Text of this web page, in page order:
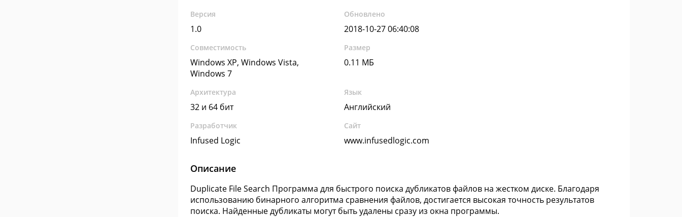
Версия
1.0
Обновлено
2018-10-27 06:40:08
Совместимость
Windows XP, Windows Vista,
Windows 7
Размер
0.11 МБ
Архитектура
32 и 64 бит
Язык
Английский
Разработчик
Infused Logic
Сайт
www.infusedlogic.com
Описание
Duplicate File Search Программа для быстрого поиска дубликатов файлов на жестком диске. Благодаря
использованию бинарного алгоритма сравнения файлов, достигается высокая точность результатов
поиска. Найденные дубликаты могут быть удалены сразу из окна программы.